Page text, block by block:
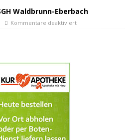
Waldbrunn-Eberbach
Kommentare deaktiviert